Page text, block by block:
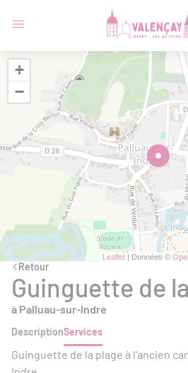
+
−
Leaflet | Données ©
Retour
Guinguette de
à Palluau-sur-Indre
DescriptionServices
Guinguette de la plage à l'ancien